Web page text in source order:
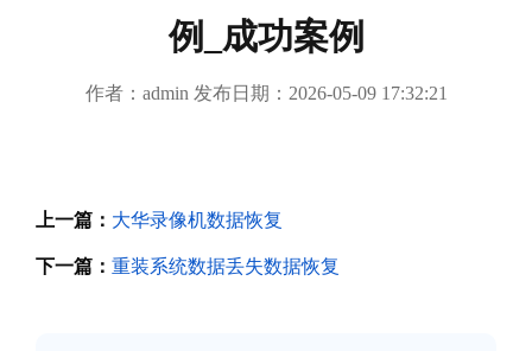
例_成功案例
作者：admin 发布日期：2026-05-09 17:32:21
上一篇： 大华录像机数据恢复
下一篇： 重装系统数据丢失数据恢复